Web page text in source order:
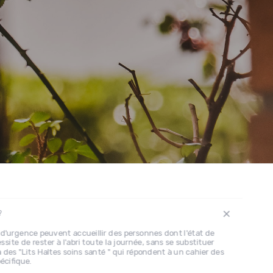
peuvent accueillir des personnes dont l'état de
de rester à l'abri toute la journée, sans se substituer
"Lits Haltes soins santé " qui répondent à un cahier des